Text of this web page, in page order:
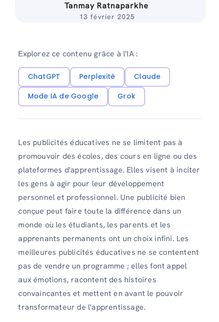
Tanmay Ratnaparkhe
13 février 2025
Explorez ce contenu grâce à l'IA :
ChatGPT Perplexité
Claude
Mode IA de Google
Grok
Les publicités éducatives ne se limitent pas à
promouvoir des écoles, des cours en ligne ou des
plateformes d'apprentissage. Elles visent à inciter
les gens à agir pour leur développement
personnel et professionnel. Une publicité bien
conçue peut faire toute la différence dans un
monde où les étudiants, les parents et les
apprenants permanents ont un choix infini. Les
meilleures publicités éducatives ne se contentent
pas de vendre un programme ; elles font appel
aux émotions, racontent des histoires
convaincantes et mettent en avant le pouvoir
transformateur de l'apprentissage.